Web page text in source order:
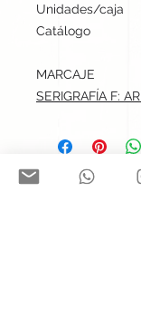
Unidades/caja
Catálogo
MARCAJE
SERIGRAFÍA F:
Síguenos en